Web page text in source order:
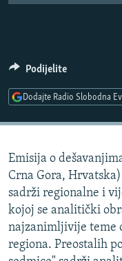
SPECIJALI RSE
VIŠE OD NASLOVA
TV LIBERTY
POST SCRIPTUM
MOJA EVROPA
TRI DECENIJE OD RATA U
PRATITE NAS
Sve RFE/RL
Podijelite
Dodajte Radio Slobodna
Emisija o
Crna Gora,
sadrži regionalne i
kojoj se analitički
najzanimljivije teme
regiona. Preostalih